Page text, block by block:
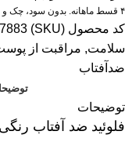
۴ قسط ماهانه. بدون سود، چک و ضامن.
کد محصول (SKU)
سلامت, مراقبت از
ضدآفتاب
توضیحات
فلوئید ضد آفتاب رنگی SPF50 وت فورس 50ML – الارو